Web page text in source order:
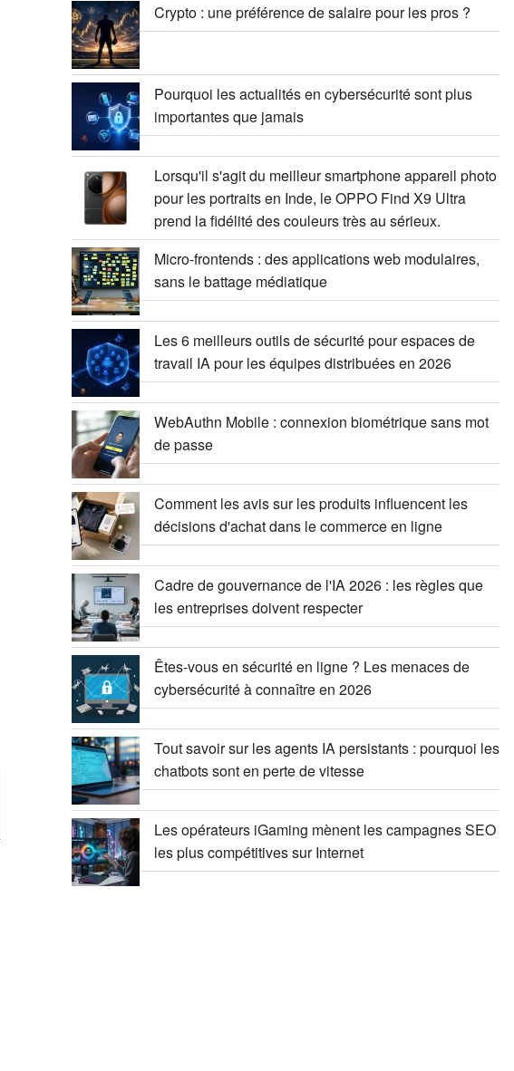
Crypto : une préférence de salaire pour les pros ?
Pourquoi les actualités en cybersécurité sont plus
importantes que jamais
Lorsqu'il s'agit du meilleur smartphone appareil photo
pour les portraits en Inde, le OPPO Find X9 Ultra
prend la fidélité des couleurs très au sérieux.
Micro-frontends : des applications web modulaires,
sans le battage médiatique
Les 6 meilleurs outils de sécurité pour espaces de
travail IA pour les équipes distribuées en 2026
WebAuthn Mobile : connexion biométrique sans mot
de passe
Comment les avis sur les produits influencent les
décisions d'achat dans le commerce en ligne
Cadre de gouvernance de l'IA 2026 : les règles que
les entreprises doivent respecter
Êtes-vous en sécurité en ligne ? Les menaces de
cybersécurité à connaître en 2026
Tout savoir sur les agents IA persistants : pourquoi les
chatbots sont en perte de vitesse
Les opérateurs iGaming mènent les campagnes SEO
les plus compétitives sur Internet